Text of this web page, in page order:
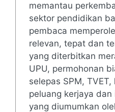
memantau
sektor pendidikan
pembaca
relevan, tepat dan
yang diterbitkan
UPU, permohonan
selepas SPM,
peluang kerjaya
yang diumumkan